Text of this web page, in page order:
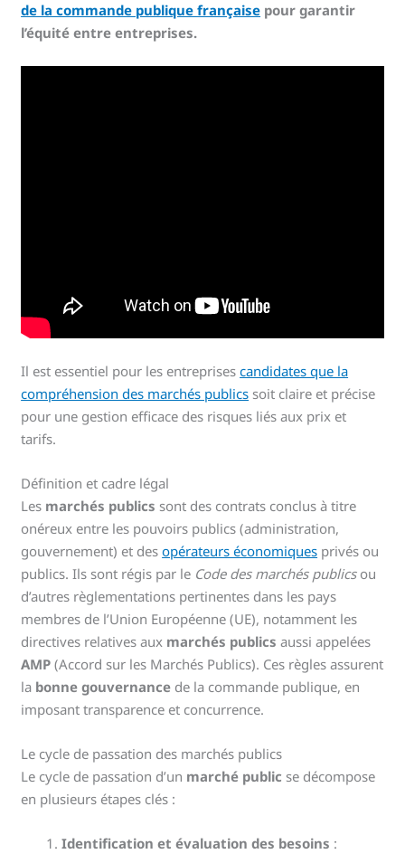
de la commande publique française pour garantir
l’équité entre entreprises.
Il est essentiel pour les entreprisescandidates que la
compréhension des marchés publics soit claire et précise
pour une gestion efficace des risques liés aux prix et
tarifs.
Définition et cadre légal
Les marchés publics sont des contrats conclus à titre
onéreux entre les pouvoirs publics (administration,
gouvernement) et desopérateurs économiques privés ou
publics. Ils sont régis par le Code des marchés publicsou
d’autres règlementations pertinentes dans les pays
membres de l’Union Européenne (UE), notamment les
directives relatives aux marchés publics aussi appelées
AMP (Accord sur les Marchés Publics). Ces règles assurent
la bonne gouvernance de la commande publique, en
imposant transparence et concurrence.
Le cycle de passation des marchés publics
Le cycle de passation d’un marché public se décompose
en plusieurs étapes clés :
Identification et évaluation des besoins :